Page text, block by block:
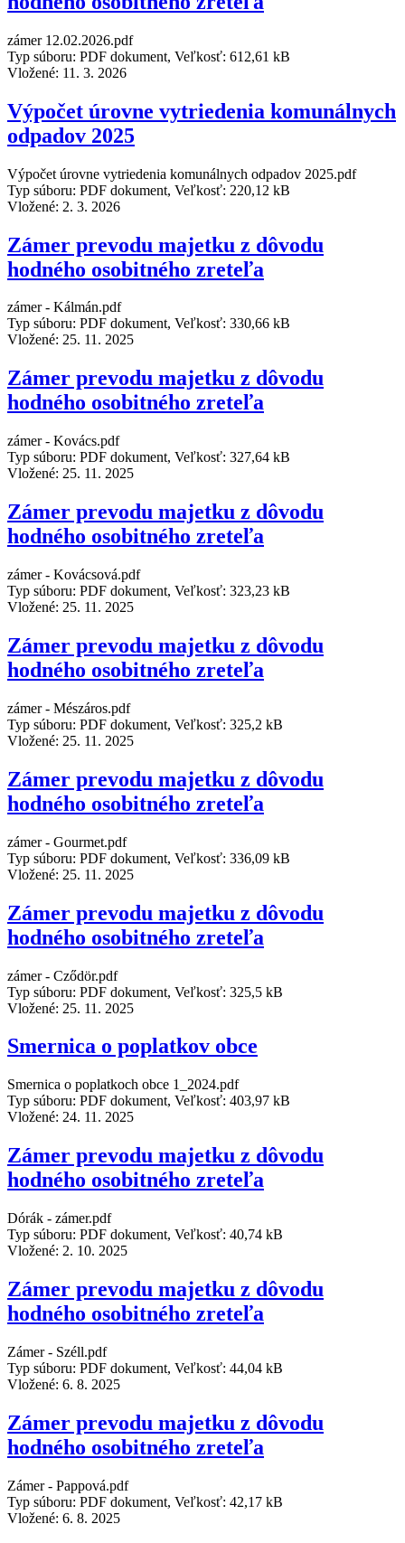
zámer 12.02.2026.pdf
Typ súboru: PDF dokument, Veľkosť: 612,61 kB
Vložené: 11. 3. 2026
Výpočet úrovne vytriedenia komunálnych
odpadov 2025
Výpočet úrovne vytriedenia komunálnych odpadov 2025.pdf
Typ súboru: PDF dokument, Veľkosť: 220,12 kB
Vložené: 2. 3. 2026
Zámer prevodu majetku z dôvodu
hodného osobitného zreteľa
zámer - Kálmán.pdf
Typ súboru: PDF dokument, Veľkosť: 330,66 kB
Vložené: 25. 11. 2025
Zámer prevodu majetku z dôvodu
hodného osobitného zreteľa
zámer - Kovács.pdf
Typ súboru: PDF dokument, Veľkosť: 327,64 kB
Vložené: 25. 11. 2025
Zámer prevodu majetku z dôvodu
hodného osobitného zreteľa
zámer - Kovácsová.pdf
Typ súboru: PDF dokument, Veľkosť: 323,23 kB
Vložené: 25. 11. 2025
Zámer prevodu majetku z dôvodu
hodného osobitného zreteľa
zámer - Mészáros.pdf
Typ súboru: PDF dokument, Veľkosť: 325,2 kB
Vložené: 25. 11. 2025
Zámer prevodu majetku z dôvodu
hodného osobitného zreteľa
zámer - Gourmet.pdf
Typ súboru: PDF dokument, Veľkosť: 336,09 kB
Vložené: 25. 11. 2025
Zámer prevodu majetku z dôvodu
hodného osobitného zreteľa
zámer - Cződör.pdf
Typ súboru: PDF dokument, Veľkosť: 325,5 kB
Vložené: 25. 11. 2025
Smernica o poplatkov obce
Smernica o poplatkoch obce 1_2024.pdf
Typ súboru: PDF dokument, Veľkosť: 403,97 kB
Vložené: 24. 11. 2025
Zámer prevodu majetku z dôvodu
hodného osobitného zreteľa
Dórák - zámer.pdf
Typ súboru: PDF dokument, Veľkosť: 40,74 kB
Vložené: 2. 10. 2025
Zámer prevodu majetku z dôvodu
hodného osobitného zreteľa
Zámer - Széll.pdf
Typ súboru: PDF dokument, Veľkosť: 44,04 kB
Vložené: 6. 8. 2025
Zámer prevodu majetku z dôvodu
hodného osobitného zreteľa
Zámer - Pappová.pdf
Typ súboru: PDF dokument, Veľkosť: 42,17 kB
Vložené: 6. 8. 2025